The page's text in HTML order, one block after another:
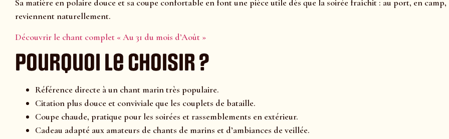
Sa matière en polaire douce et sa coupe confortable en font une pièce utile dès que la soirée fraîchit : au port, en
reviennent naturellement.
Découvrir le chant complet « Au 31 du mois d’Août »
Pourquoi le choisir ?
Référence directe à un chant marin très populaire.
Citation plus douce et conviviale que les couplets de bataille.
Coupe chaude, pratique pour les soirées et rassemblements en extérieur.
Cadeau adapté aux amateurs de chants de marins et d’ambiances de veillée.